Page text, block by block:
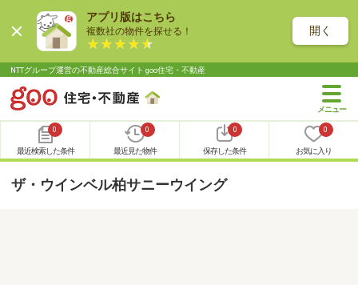
アプリ版はこちら
複数社の物件を探せる！ 開く
NTTグループ運営の不動産総合サイト goo住宅・不動産
0
最近検索した条件
0
最近見た物件
0
保存した条件
0
お気に入り
ザ・ウインベル柏サニーウイング